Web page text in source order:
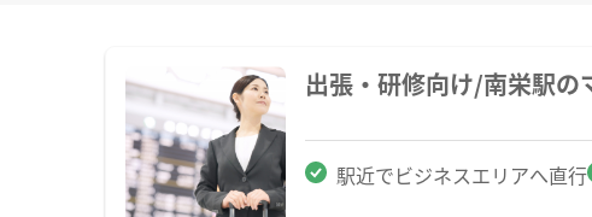
出張・研修向け/南栄駅
駅近でビジネスエリアへ直行